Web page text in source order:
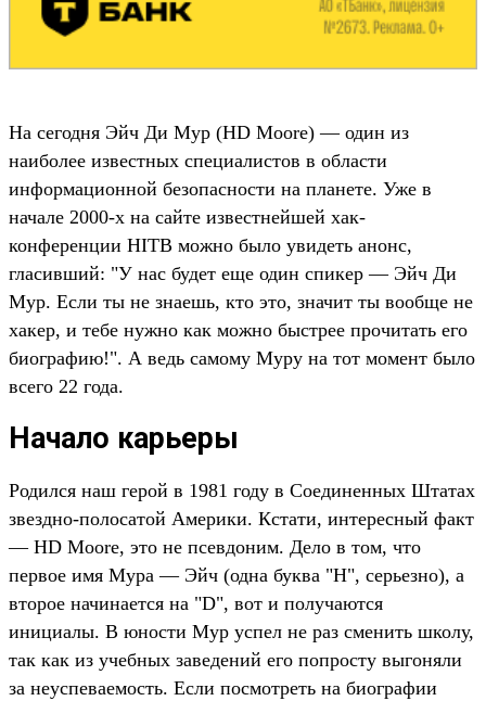
На сегодня Эйч Ди Мур (HD Moore) — один из
наиболее известных специалистов в области
информационной безопасности на планете. Уже в
начале 2000-х на сайте известнейшей хак-
конференции HITB можно было увидеть анонс,
гласивший: "У нас будет еще один спикер — Эйч Ди
Мур. Если ты не знаешь, кто это, значит ты вообще не
хакер, и тебе нужно как можно быстрее прочитать его
биографию!". А ведь самому Муру на тот момент было
всего 22 года.
Начало карьеры
Родился наш герой в 1981 году в Соединенных Штатах
звездно-полосатой Америки. Кстати, интересный факт
— HD Moore, это не псевдоним. Дело в том, что
первое имя Мура — Эйч (одна буква "H", серьезно), а
второе начинается на "D", вот и получаются
инициалы. В юности Мур успел не раз сменить школу,
так как из учебных заведений его попросту выгоняли
за неуспеваемость. Если посмотреть на биографии